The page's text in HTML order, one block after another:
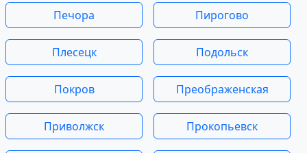
Печора Пирогово
Плесецк Подольск
Покров Преображенская
Приволжск Прокопьевск